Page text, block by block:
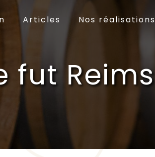
Articles Nos réalisations
fut Reims